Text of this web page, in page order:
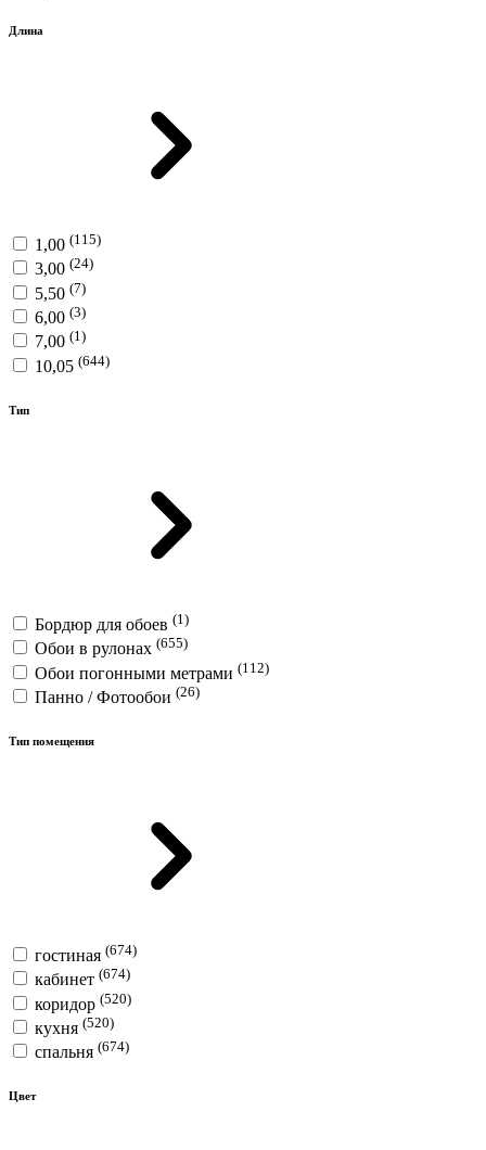
Длина
1,00 (115)
3,00 (24)
5,50 (7)
6,00 (3)
7,00 (1)
10,05 (644)
Тип
Бордюр для обоев (1)
Обои в рулонах (655)
Обои погонными метрами (112)
Панно / Фотообои (26)
Тип помещения
гостиная (674)
кабинет (674)
коридор (520)
кухня (520)
спальня (674)
Цвет